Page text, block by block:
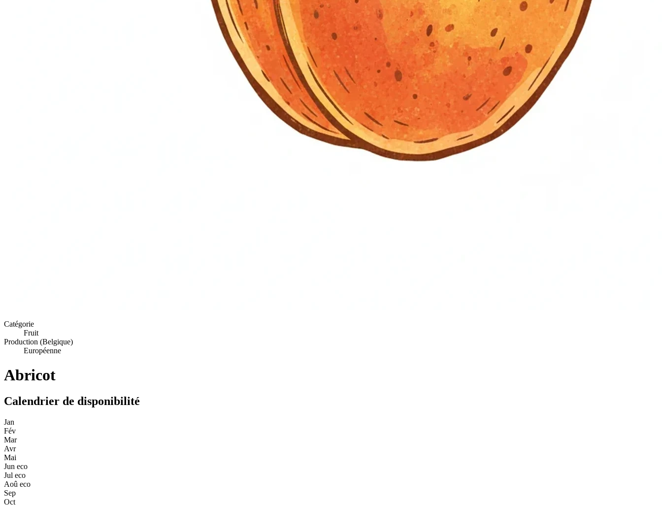
Catégorie
Fruit
Production (Belgique)
Européenne
Abricot
Calendrier de disponibilité
Jan
Fév
Mar
Avr
Mai
Jun eco
Jul eco
Aoû eco
Sep
Oct